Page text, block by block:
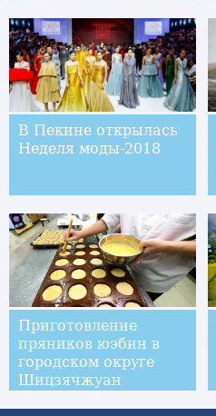
В Пекине открылась
Неделя моды-2018
Приготовление
пряников юэбин в
городском округе
Шицзячжуан